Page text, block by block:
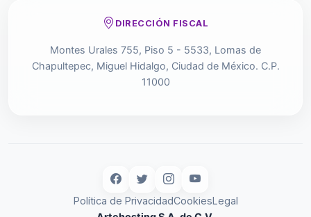
DIRECCIÓN FISCAL
Montes Urales 755, Piso 5 - 5533, Lomas de
Chapultepec, Miguel Hidalgo, Ciudad de México. C.P.
11000
Política de PrivacidadCookiesLegal